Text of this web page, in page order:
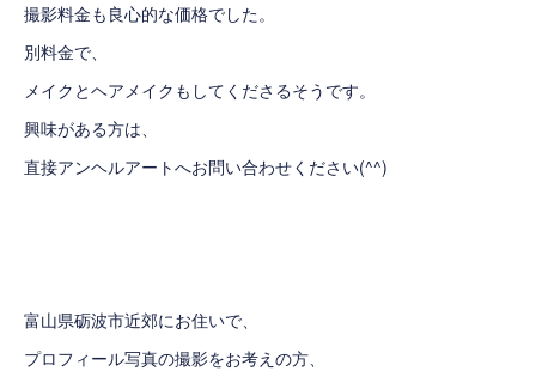
撮影料金も良心的な価格でした。
別料金で、
メイクとヘアメイクもしてくださるそうです。
興味がある方は、
直接アンヘルアートへお問い合わせください(^^)
富山県砺波市近郊にお住いで、
プロフィール写真の撮影をお考えの方、